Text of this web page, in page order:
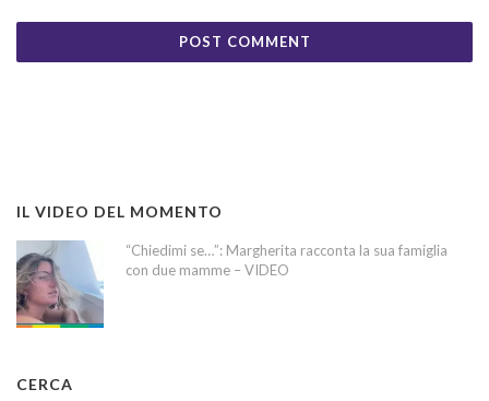
IL VIDEO DEL MOMENTO
“Chiedimi se…”: Margherita racconta la sua famiglia
con due mamme – VIDEO
CERCA